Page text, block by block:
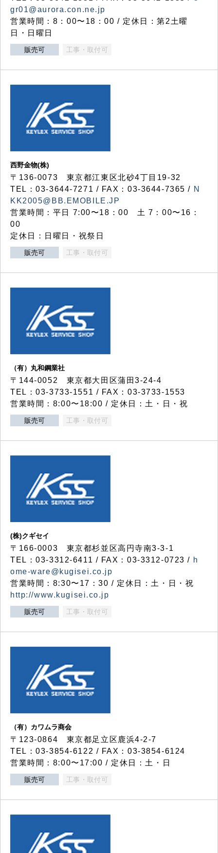
gr01@aurora.con.ne.jp
営業時間：8：00〜18：00 / 定休日：第2土曜
日・日曜日
販売可 工事・取付可
西野金物(株)
〒136-0073 東京都江東区北砂4丁目19-32
TEL：03‐3644‐7271 / FAX：03-3644-7365 / N
KK2005@BB.EMOBILE.JP
営業時間：平日 7:00〜18：00 土 7：00〜16：
00
定休日：日曜日・祝祭日
販売可 工事・取付可
（有）丸和鋼業社
〒144-0052 東京都大田区蒲田3-24-4
TEL：03-3733-1551 / FAX：03-3733-1553
営業時間：8:00〜18:00 / 定休日：土・日・祝
販売可 工事・取付可
(株)クギセイ
〒166-0003 東京都杉並区高円寺南3-3-1
TEL：03-3312-6411 / FAX：03-3312-0723 / h
ome-ware@kugisei.co.jp
営業時間：8:30〜17：30 / 定休日：土・日・祝
http://www.kugisei.co.jp
販売可 工事・取付可
（有）カワムラ商会
〒123-0864 東京都足立区鹿浜4-2-7
TEL：03-3854-6122 / FAX：03-3854-6124
営業時間：8:00〜17:00 / 定休日：土・日
販売可 工事・取付可